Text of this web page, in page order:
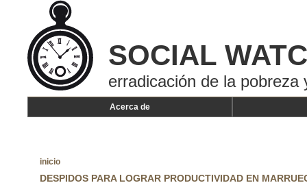
SOCIAL
erradicación de la pobreza
Acerca de
inicio
DESPIDOS PARA LOGRAR PRODUCTIVIDAD EN